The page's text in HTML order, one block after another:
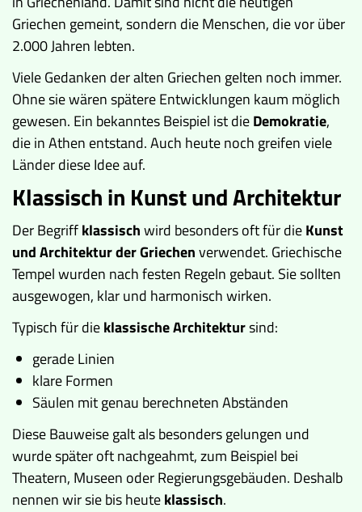
Griechen gemeint, sondern die Menschen, die vor über
2.000 Jahren lebten.
Viele Gedanken der alten Griechen gelten noch immer.
Ohne sie wären spätere Entwicklungen kaum möglich
gewesen. Ein bekanntes Beispiel ist dieDemokratie,
die in Athen entstand. Auch heute noch greifen viele
Länder diese Idee auf.
Klassisch in Kunst und Architektur
Der Begriffklassischwird besonders oft für dieKunst
und Architektur der Griechenverwendet. Griechische
Tempel wurden nach festen Regeln gebaut. Sie sollten
ausgewogen, klar und harmonisch wirken.
Typisch für dieklassische Architektursind:
gerade Linien
klare Formen
Säulen mit genau berechneten Abständen
Diese Bauweise galt als besonders gelungen und
wurde später oft nachgeahmt, zum Beispiel bei
Theatern, Museen oder Regierungsgebäuden. Deshalb
nennen wir sie bis heuteklassisch.